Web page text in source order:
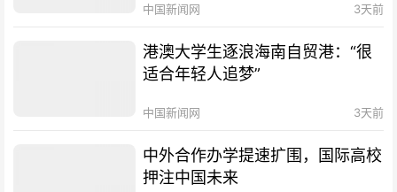
中国新闻网 3天前
港澳大学生逐浪海南自贸港：“很
适合年轻人追梦”
中国新闻网 3天前
中外合作办学提速扩围，国际高校
押注中国未来